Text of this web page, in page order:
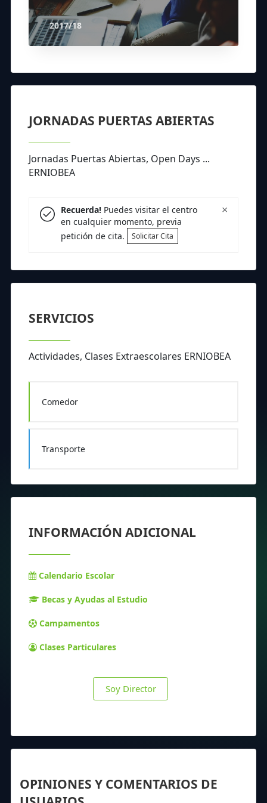
2017/18
JORNADAS PUERTAS ABIERTAS
Jornadas Puertas Abiertas, Open Days ...
ERNIOBEA
×
Recuerda!Puedes visitar el centro
en cualquier momento, previa
petición de cita.
Solicitar Cita
SERVICIOS
Actividades, Clases Extraescolares ERNIOBEA
Comedor
Transporte
INFORMACIÓN ADICIONAL
Calendario Escolar
Becas y Ayudas al Estudio
Campamentos
Clases Particulares
Soy Director
OPINIONES Y COMENTARIOS DE